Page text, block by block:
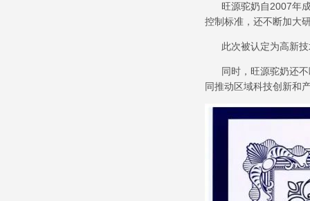
旺源驼奶自2007年成
控制标准，还不断加大
此次被认定为高新技
同时，旺源驼奶还不
同推动区域科技创新和